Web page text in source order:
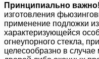
Принципиально важно!
изготовления
применение подложки из
характеризующейся
огнеупорного стекла,
целесообразно в